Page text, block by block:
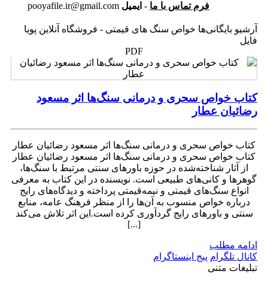
فرم تماس با ما - ایمیل pooyafile.ir@gmail.com
آرشیو بایگانی‌ها خواص سنگ های قیمتی - فروشگاه آنلاین پویا
فایل
PDF
کتاب خواص سحری و درمانی سنگ‌ها اثر مسعود
رضائیان عطار
کتاب خواص سحری و درمانی سنگ‌ها اثر مسعود رضائیان عطار
کتاب خواص سحری و درمانی سنگ‌ها اثر مسعود رضائیان عطار
از آثار شناخته‌شده در حوزه باورهای سنتی مرتبط با سنگ‌ها،
گوهرها و کانی‌های طبیعی است. نویسنده در این کتاب به معرفی
انواع سنگ‌های قیمتی و نیمه‌قیمتی پرداخته و دیدگاه‌های رایج
درباره خواص منسوب به آن‌ها را از منظر فرهنگ عامه، منابع
سنتی و باورهای رایج گردآوری کرده است.این اثر تلاش می‌کند
[...]
ادامه مطلب
کانال تلگرام پیج اینستاگرام
تبلیغات متنی